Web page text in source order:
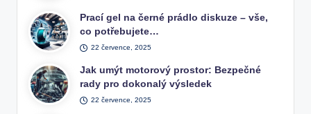
Prací gel na černé prádlo diskuze – vše,
co potřebujete…
22 července, 2025
Jak umýt motorový prostor: Bezpečné
rady pro dokonalý výsledek
22 července, 2025